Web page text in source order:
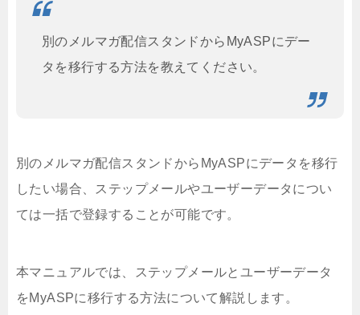
別のメルマガ配信スタンドからMyASPにデー
タを移行する方法を教えてください。
別のメルマガ配信スタンドからMyASPにデータを移行
したい場合、ステップメールやユーザーデータについ
ては一括で登録することが可能です。
本マニュアルでは、ステップメールとユーザーデータ
をMyASPに移行する方法について解説します。